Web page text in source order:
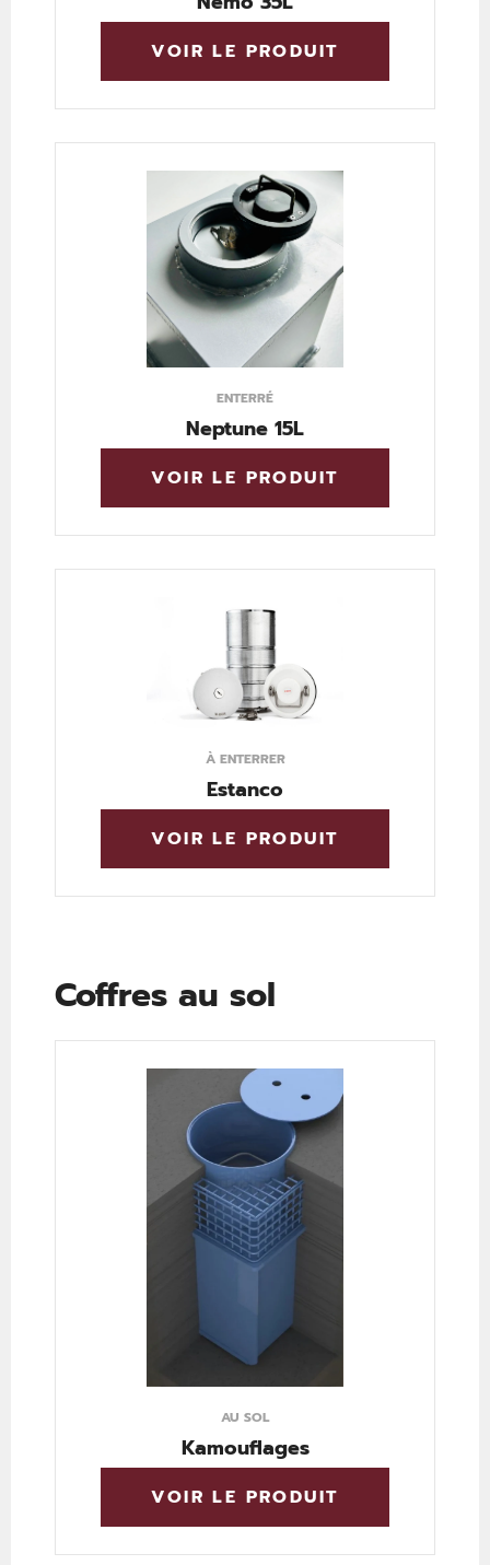
VOIR LE PRODUIT
ENTERRÉ
Neptune 15L
VOIR LE PRODUIT
À ENTERRER
Estanco
VOIR LE PRODUIT
Coffres au sol
AU SOL
Kamouflages
VOIR LE PRODUIT